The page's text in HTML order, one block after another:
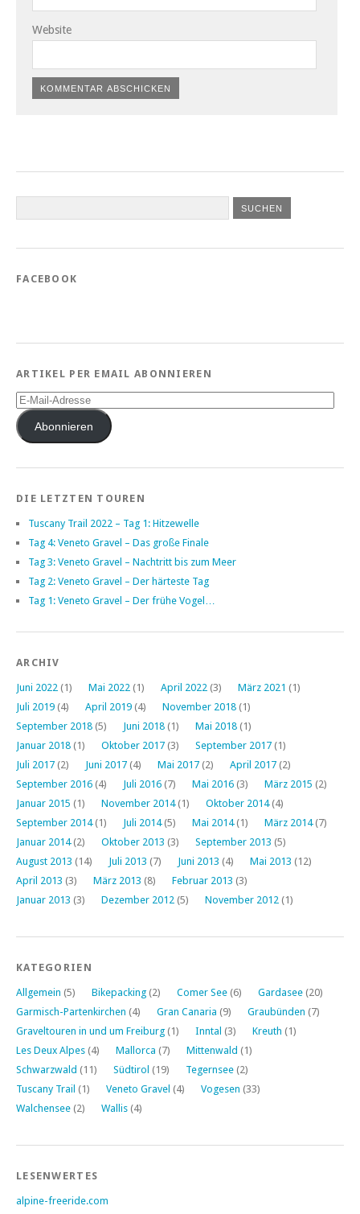
Website
FACEBOOK
ARTIKEL PER EMAIL ABONNIEREN
E-
Mail-
AdresseAbonnieren
DIE LETZTEN TOUREN
Tuscany Trail 2022 – Tag 1: Hitzewelle
Tag 4: Veneto Gravel – Das große Finale
Tag 3: Veneto Gravel – Nachtritt bis zum Meer
Tag 2: Veneto Gravel – Der härteste Tag
Tag 1: Veneto Gravel – Der frühe Vogel…
ARCHIV
Juni 2022 (1) Mai 2022 (1) April 2022 (3) März 2021 (1)
Juli 2019 (4) April 2019 (4) November 2018 (1)
September 2018 (5) Juni 2018 (1) Mai 2018 (1)
Januar 2018 (1) Oktober 2017 (3) September 2017 (1)
Juli 2017 (2) Juni 2017 (4) Mai 2017 (2) April 2017 (2)
September 2016 (4) Juli 2016 (7) Mai 2016 (3) März 2015 (2)
Januar 2015 (1) November 2014(1) Oktober 2014(4)
September 2014(1) Juli 2014(5) Mai 2014(1) März 2014(7)
Januar 2014(2) Oktober 2013 (3) September 2013 (5)
August 2013 (14) Juli 2013 (7) Juni 2013 (4) Mai 2013 (12)
April 2013 (3) März 2013 (8) Februar 2013 (3)
Januar 2013 (3) Dezember 2012 (5) November 2012 (1)
KATEGORIEN
Allgemein (5) Bikepacking (2) Comer See (6) Gardasee (20)
Garmisch-Partenkirchen (4) Gran Canaria (9) Graubünden (7)
Graveltouren in und um Freiburg (1) Inntal (3) Kreuth (1)
Les Deux Alpes (4) Mallorca (7) Mittenwald (1)
Schwarzwald (11) Südtirol (19) Tegernsee (2)
Tuscany Trail (1) Veneto Gravel (4) Vogesen (33)
Walchensee (2) Wallis (4)
LESENWERTES
alpine-freeride.com